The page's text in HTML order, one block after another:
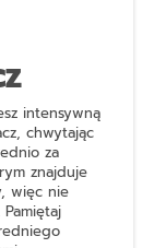
intensywną
chwytając
za
znajduje
więc nie